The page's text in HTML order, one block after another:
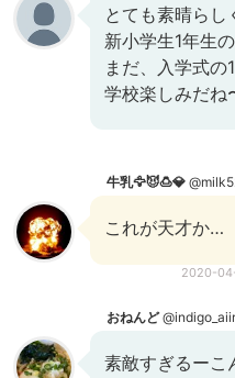
とても素晴らし
新小学生1年生
まだ、入学式の
学校楽しみだ
牛乳🦅😈🍮💎
これが天才か…
2020-
おねんど
素敵すぎるーこ